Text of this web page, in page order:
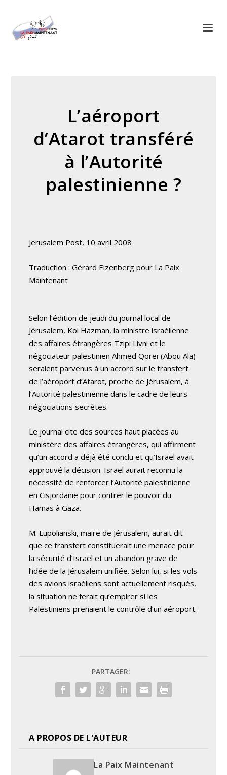
L’aéroport
d’Atarot transféré
à l’Autorité
palestinienne ?
Jerusalem Post, 10 avril 2008
Traduction : Gérard Eizenberg pour La Paix
Maintenant
Selon l’édition de jeudi du journal local de
Jérusalem, Kol Hazman, la ministre israélienne
des affaires étrangères Tzipi Livni et le
négociateur palestinien Ahmed Qoreï (Abou Ala)
seraient parvenus à un accord sur le transfert
de l’aéroport d’Atarot, proche de Jérusalem, à
l’Autorité palestinienne dans le cadre de leurs
négociations secrètes.
Le journal cite des sources haut placées au
ministère des affaires étrangères, qui affirment
qu’un accord a déjà été conclu et qu’Israël avait
approuvé la décision. Israël aurait reconnu la
nécessité de renforcer l’Autorité palestinienne
en Cisjordanie pour contrer le pouvoir du
Hamas à Gaza.
M. Lupolianski, maire de Jérusalem, aurait dit
que ce transfert constituerait une menace pour
la sécurité d’Israël et un abandon grave de
l’idée de la Jérusalem unifiée. Selon lui, si les vols
des avions israéliens sont actuellement risqués,
la situation ne ferait qu’empirer si les
Palestiniens prenaient le contrôle d’un aéroport.
PARTAGER:
A PROPOS DE L'AUTEUR
La Paix Maintenant